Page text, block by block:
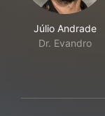
Júlio Andrade
Dr. Evandro